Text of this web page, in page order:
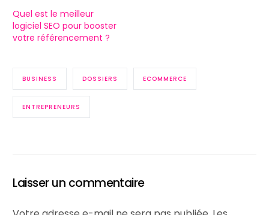
Quel est le meilleur
logiciel SEO pour booster
votre référencement ?
BUSINESS DOSSIERS ECOMMERCE
ENTREPRENEURS
Laisser un commentaire